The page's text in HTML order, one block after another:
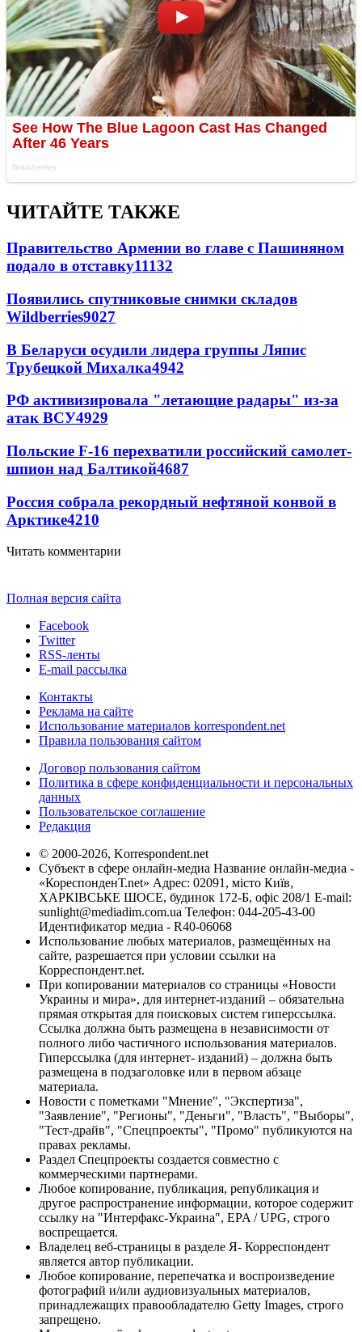
ЧИТАЙТЕ ТАКЖЕ
Правительство Армении во главе с Пашиняном
подало в отставку11132
Появились спутниковые снимки складов
Wildberries9027
В Беларуси осудили лидера группы Ляпис
Трубецкой Михалка4942
РФ активизировала "летающие радары" из-за
атак ВСУ4929
Польские F-16 перехватили российский самолет-
шпион над Балтикой4687
Россия собрала рекордный нефтяной конвой в
Арктике4210
Читать комментарии
Полная версия сайта
Facebook
Twitter
RSS-ленты
E-mail рассылка
Контакты
Реклама на сайте
Использование материалов korrespondent.net
Правила пользования сайтом
Договор пользования сайтом
Политика в сфере конфиденциальности и персональных
данных
Пользовательское соглашение
Редакция
© 2000-2026, Korrespondent.net
Субъект в сфере онлайн-медиа Название онлайн-медиа -
«КореспонденТ.net» Адрес: 02091, місто Київ,
ХАРКІВСЬКЕ ШОСЕ, будинок 172-Б, офіс 208/1 E-mail:
sunlight@mediadim.com.ua Телефон: 044-205-43-00
Идентификатор медиа - R40-06068
Использование любых материалов, размещённых на
сайте, разрешается при условии ссылки на
Корреспондент.net.
При копировании материалов со страницы «Новости
Украины и мира», для интернет-изданий – обязательна
прямая открытая для поисковых систем гиперссылка.
Ссылка должна быть размещена в независимости от
полного либо частичного использования материалов.
Гиперссылка (для интернет- изданий) – должна быть
размещена в подзаголовке или в первом абзаце
материала.
Новости с пометками "Мнение", "Экспертиза",
"Заявление", "Регионы", "Деньги", "Власть", "Выборы",
"Тест-драйв", "Спецпроекты", "Промо" публикуются на
правах рекламы.
Раздел Спецпроекты создается совместно с
коммерческими партнерами.
Любое копирование, публикация, републикация и
другое распространение информации, которое содержит
ссылку на "Интерфакс-Украина", EPA / UPG, строго
воспрещается.
Владелец веб-страницы в разделе Я- Корреспондент
является автор публикации.
Любое копирование, перепечатка и воспроизведение
фотографий и/или аудиовизуальных материалов,
принадлежащих правообладателю Getty Images, строго
запрещено.